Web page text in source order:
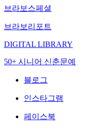
브라보스페셜
브라보리포트
DIGITAL LIBRARY
50+ 시니어 신춘문예
블로그
인스타그램
페이스북